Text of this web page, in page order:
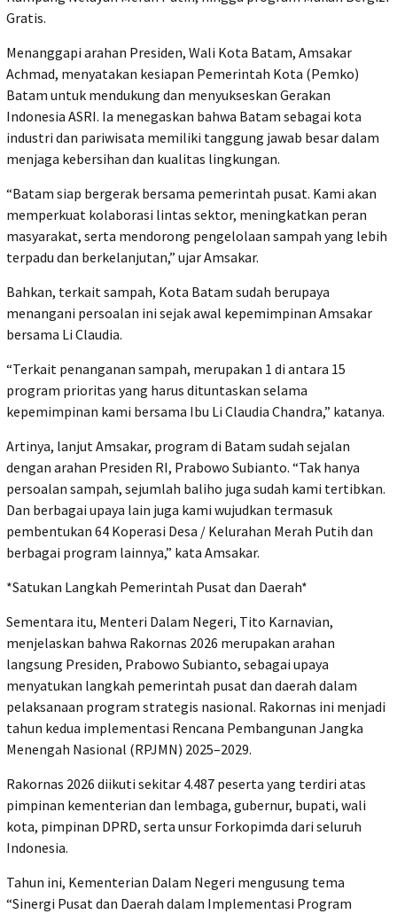
Gratis.
Menanggapi arahan Presiden, Wali Kota Batam, Amsakar
Achmad, menyatakan kesiapan Pemerintah Kota (Pemko)
Batam untuk mendukung dan menyukseskan Gerakan
Indonesia ASRI. Ia menegaskan bahwa Batam sebagai kota
industri dan pariwisata memiliki tanggung jawab besar dalam
menjaga kebersihan dan kualitas lingkungan.
“Batam siap bergerak bersama pemerintah pusat. Kami akan
memperkuat kolaborasi lintas sektor, meningkatkan peran
masyarakat, serta mendorong pengelolaan sampah yang lebih
terpadu dan berkelanjutan,” ujar Amsakar.
Bahkan, terkait sampah, Kota Batam sudah berupaya
menangani persoalan ini sejak awal kepemimpinan Amsakar
bersama Li Claudia.
“Terkait penanganan sampah, merupakan 1 di antara 15
program prioritas yang harus dituntaskan selama
kepemimpinan kami bersama Ibu Li Claudia Chandra,” katanya.
Artinya, lanjut Amsakar, program di Batam sudah sejalan
dengan arahan Presiden RI, Prabowo Subianto. “Tak hanya
persoalan sampah, sejumlah baliho juga sudah kami tertibkan.
Dan berbagai upaya lain juga kami wujudkan termasuk
pembentukan 64 Koperasi Desa / Kelurahan Merah Putih dan
berbagai program lainnya,” kata Amsakar.
*Satukan Langkah Pemerintah Pusat dan Daerah*
Sementara itu, Menteri Dalam Negeri, Tito Karnavian,
menjelaskan bahwa Rakornas 2026 merupakan arahan
langsung Presiden, Prabowo Subianto, sebagai upaya
menyatukan langkah pemerintah pusat dan daerah dalam
pelaksanaan program strategis nasional. Rakornas ini menjadi
tahun kedua implementasi Rencana Pembangunan Jangka
Menengah Nasional (RPJMN) 2025–2029.
Rakornas 2026 diikuti sekitar 4.487 peserta yang terdiri atas
pimpinan kementerian dan lembaga, gubernur, bupati, wali
kota, pimpinan DPRD, serta unsur Forkopimda dari seluruh
Indonesia.
Tahun ini, Kementerian Dalam Negeri mengusung tema
“Sinergi Pusat dan Daerah dalam Implementasi Program